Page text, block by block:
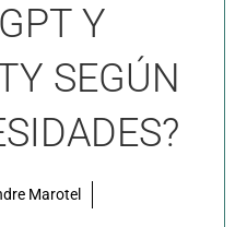
Y
SEGÚN
Marotel